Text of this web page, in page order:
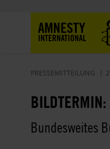
AMNESTY
INTERNATIONAL
PRESSEMITTEILUNG
Bundesweites